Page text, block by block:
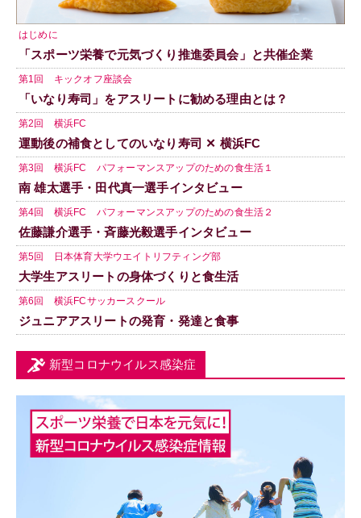
はじめに
「スポーツ栄養で元気づくり推進委員会」と共催企業
第1回 キックオフ座談会
「いなり寿司」をアスリートに勧める理由とは？
第2回 横浜FC
運動後の補食としてのいなり寿司 ✕ 横浜FC
第3回 横浜FC パフォーマンスアップのための食生活１
南 雄太選手・田代真一選手インタビュー
第4回 横浜FC パフォーマンスアップのための食生活２
佐藤謙介選手・斉藤光毅選手インタビュー
第5回 日本体育大学ウエイトリフティング部
大学生アスリートの身体づくりと食生活
第6回 横浜FCサッカースクール
ジュニアアスリートの発育・発達と食事
新型コロナウイルス感染症